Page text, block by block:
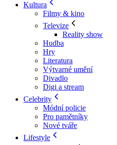
Kultura
Filmy & kino
Televize
Reality show
Hudba
Hry
Literatura
Výtvarné umění
Divadlo
Digi a stream
Celebrity
Módní policie
Pro pamětníky
Nové tváře
Lifestyle